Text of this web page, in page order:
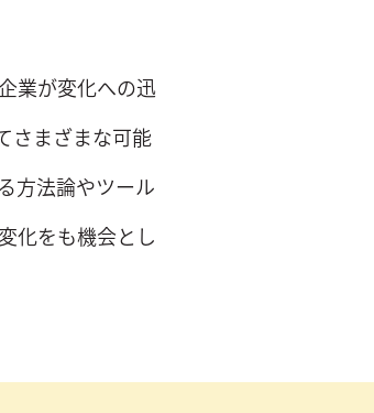
業が変化への迅
さまざまな可能
方法論やツール
化をも機会とし